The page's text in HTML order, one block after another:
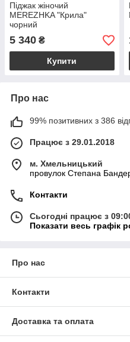
Піджак жіночий
MEREZHKA "Крила"
чорний
5 340 ₴
Купити
Про нас
99% позитивних з 386
Працює з 29.01.2018
м. Хмельницький
провулок Степана
Контакти
Сьогодні працює з
Показати весь графік
Про нас
Контакти
Доставка та оплата